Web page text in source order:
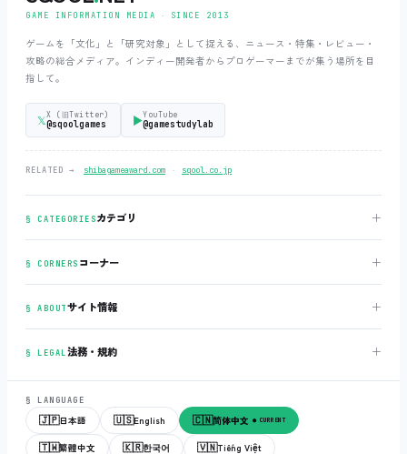
GAME INFORMATION MEDIA ‧ SINCE 2013
ゲームを「文化」と「研究対象」として捉える、ニュース・特集・レビュー・
攻略の総合メディア。インディー開発者からプロゲーマーまでが集う場所を目
指して。
𝕏X (旧Twitter)
@sqoolgames ▶YouTube
@gamestudylab
RELATED → shibagameaward.com ‧ sqool.co.jp
§ CATEGORIESカテゴリ ＋
§ CORNERS コーナー ＋
§ ABOUTサイト情報 ＋
§ LEGAL法務・規約 ＋
§ LANGUAGE
🇯🇵日本語 🇺🇸English 🇨🇳简体中文 ● CURRENT
🇹🇼繁體中文 🇰🇷한국어 🇻🇳Tiếng Việt